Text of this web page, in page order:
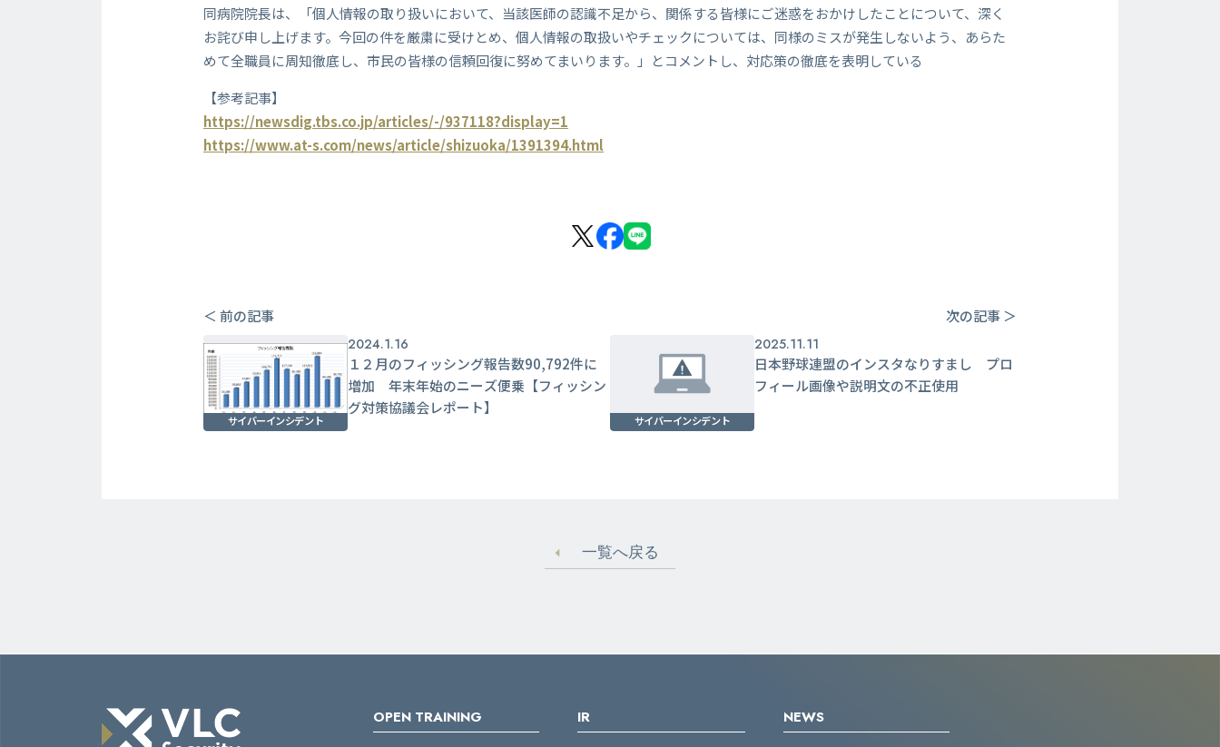
同病院院長は、「個人情報の取り扱いにおいて、当該医師の認識不足から、関係する皆様にご迷惑をおかけしたことについて、深く
お詫び申し上げます。今回の件を厳粛に受けとめ、個人情報の取扱いやチェックについては、同様のミスが発生しないよう、あらた
めて全職員に周知徹底し、市民の皆様の信頼回復に努めてまいります。」とコメントし、対応策の徹底を表明している
【参考記事】
https://newsdig.tbs.co.jp/articles/-/937118?display=1
https://www.at-s.com/news/article/shizuoka/1391394.html
＜ 前の記事 次の記事 ＞
サイバーインシデント
2024.1.16
１２月のフィッシング報告数90,792件に
増加 年末年始のニーズ便乗【フィッシン
グ対策協議会レポート】
サイバーインシデント
2025.11.11
日本野球連盟のインスタなりすまし プロ
フィール画像や説明文の不正使用
一覧へ戻る
OPEN TRAINING IR NEWS